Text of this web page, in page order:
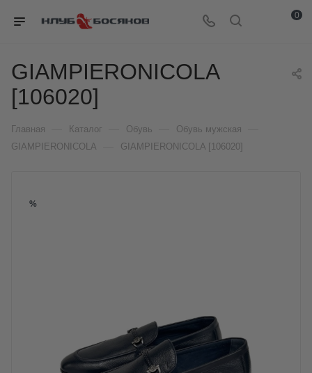
0
GIAMPIERONICOLA
[106020]
Главная Каталог Обувь Обувь мужская
GIAMPIERONICOLA GIAMPIERONICOLA [106020]
%